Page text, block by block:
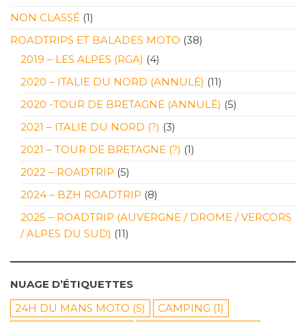
NON CLASSÉ (1)
ROADTRIPS ET BALADES MOTO (38)
2019 – LES ALPES (RGA) (4)
2020 – ITALIE DU NORD (ANNULÉ) (11)
2020 -TOUR DE BRETAGNE (ANNULÉ) (5)
2021 – ITALIE DU NORD (?) (3)
2021 – TOUR DE BRETAGNE (?) (1)
2022 – ROADTRIP (5)
2024 – BZH ROADTRIP (8)
2025 – ROADTRIP (AUVERGNE / DROME / VERCORS
/ ALPES DU SUD) (11)
NUAGE D’ÉTIQUETTES
24H DU MANS MOTO (5) CAMPING (1)